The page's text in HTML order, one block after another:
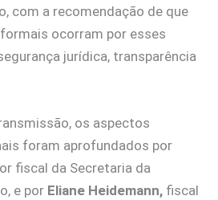
com a recomendação de que
ocorram por esses
jurídica, transparência
os aspectos
foram aprofundados por
fiscal da Secretaria da
e por Eliane Heidemann, fiscal